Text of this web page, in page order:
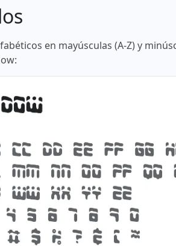
en mayúsculas (A-Z) y